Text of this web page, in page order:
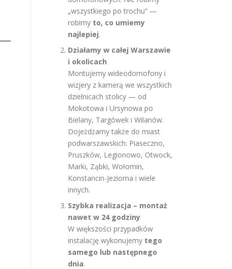
„wszystkiego po trochu” —
robimy to, co umiemy
najlepiej.
Działamy w całej Warszawie
i okolicach
Montujemy wideodomofony i
wizjery z kamerą we wszystkich
dzielnicach stolicy — od
Mokotowa i Ursynowa po
Bielany, Targówek i Wilanów.
Dojeżdżamy także do miast
podwarszawskich: Piaseczno,
Pruszków, Legionowo, Otwock,
Marki, Ząbki, Wołomin,
Konstancin-Jeziorna i wiele
innych.
Szybka realizacja – montaż
nawet w 24 godziny
W większości przypadków
instalację wykonujemy tego
samego lub następnego
dnia.